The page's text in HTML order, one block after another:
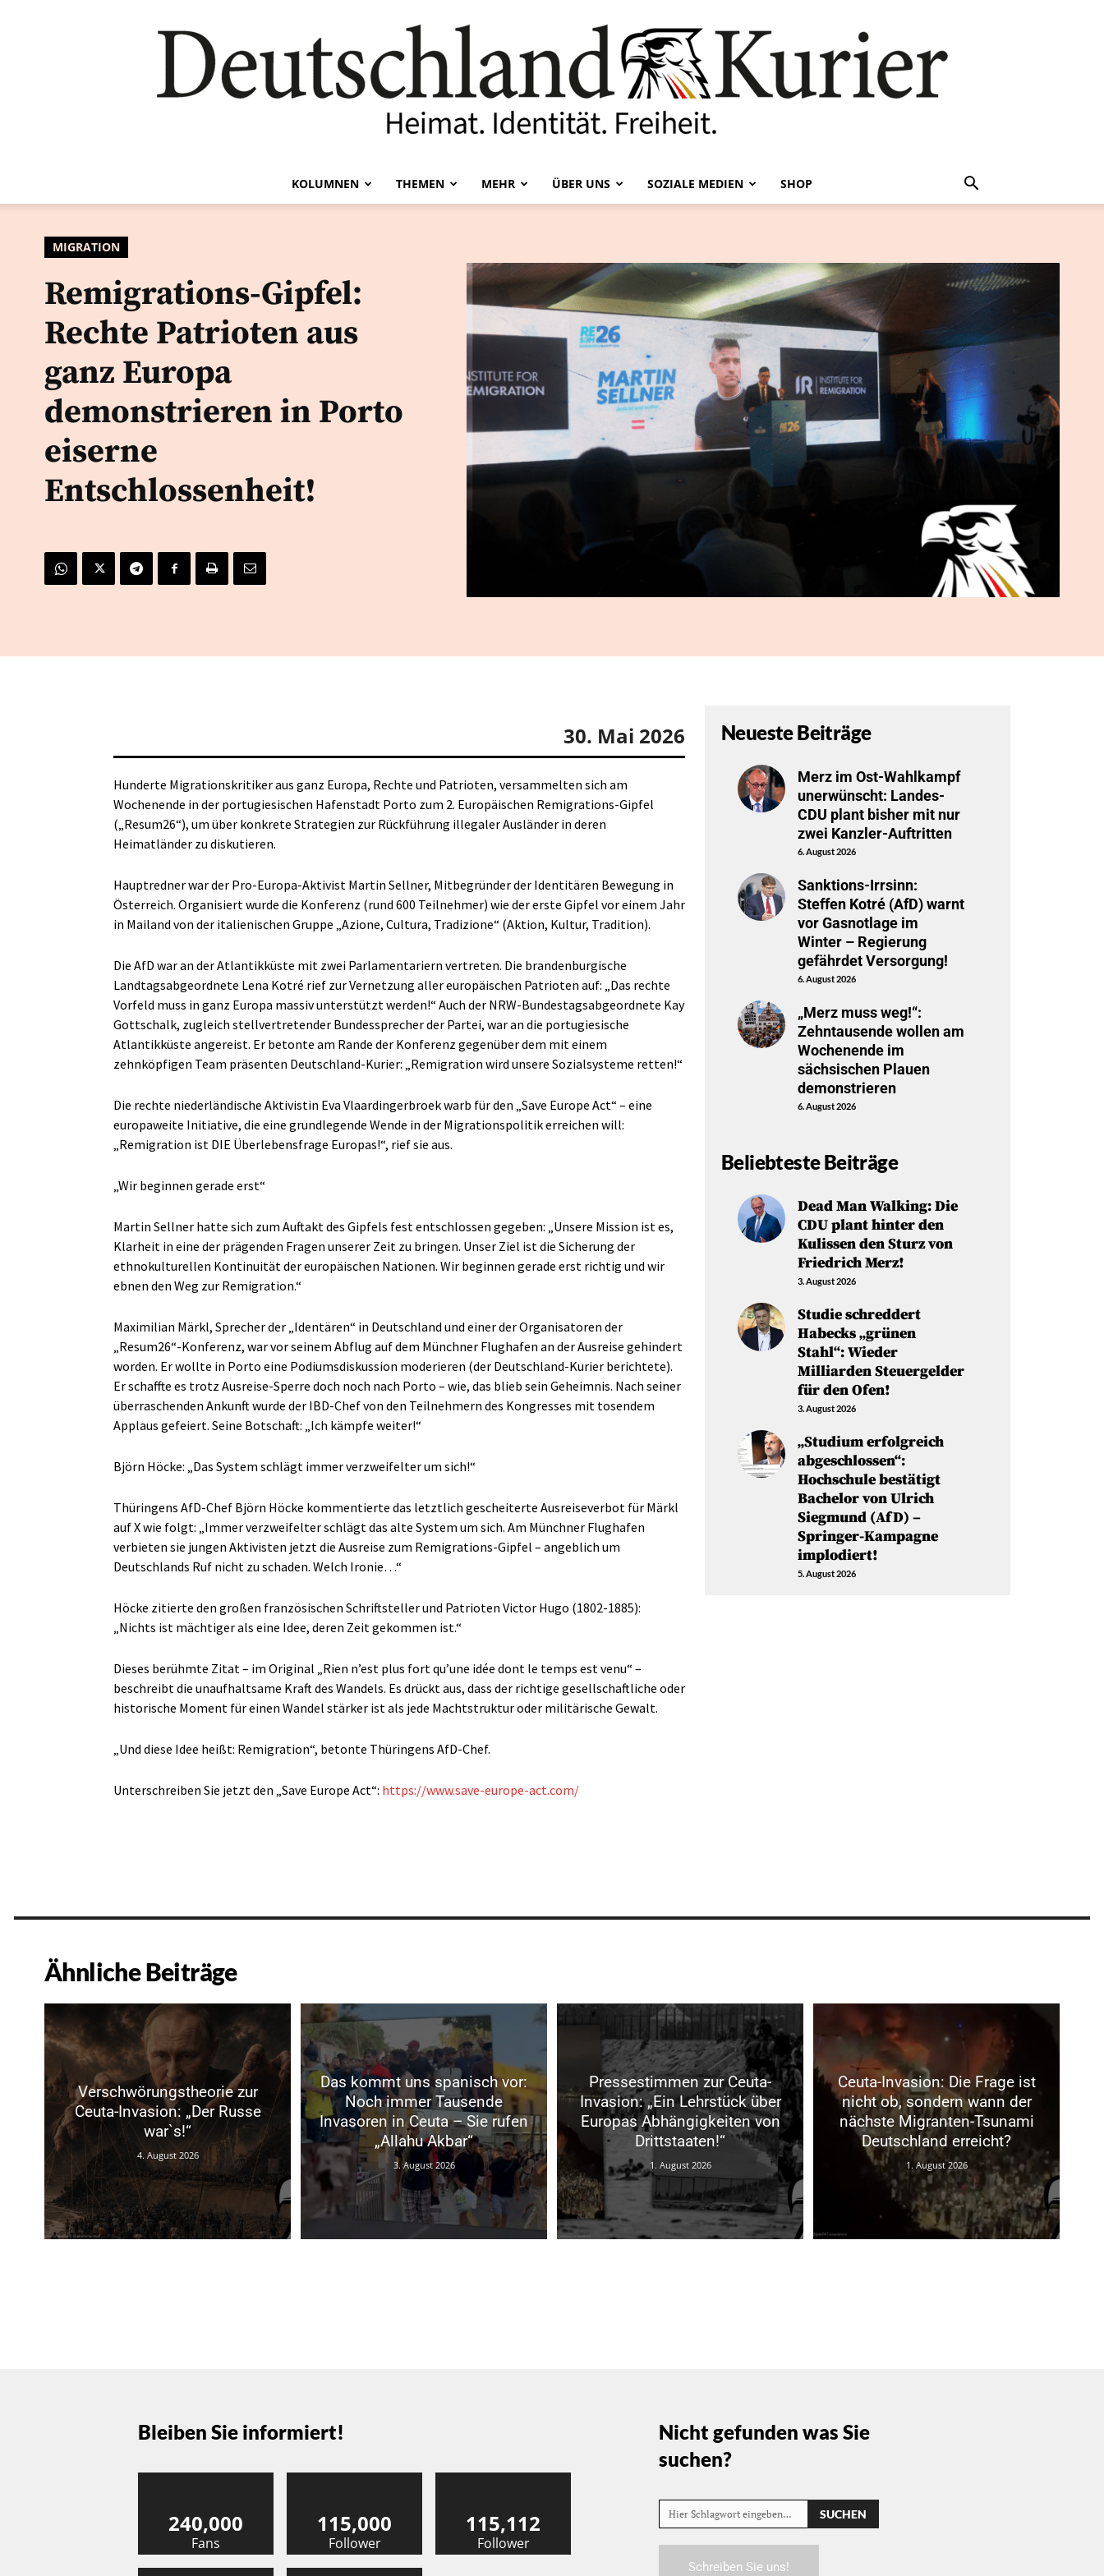
Kurier
KOLUMNEN THEMEN MEHR ÜBER UNS SOZIALE MEDIEN SHOP
MIGRATION
Remigrations-Gipfel:
Rechte Patrioten aus
ganz Europa
demonstrieren in Porto
eiserne
Entschlossenheit!
30. Mai 2026
Hunderte Migrationskritiker aus ganz Europa, Rechte und Patrioten, versammelten sich am
Wochenende in der portugiesischen Hafenstadt Porto zum 2. Europäischen Remigrations-Gipfel
(„Resum26“), um über konkrete Strategien zur Rückführung illegaler Ausländer in deren
Heimatländer zu diskutieren.
Hauptredner war der Pro-Europa-Aktivist Martin Sellner, Mitbegründer der Identitären Bewegung in
Österreich. Organisiert wurde die Konferenz (rund 600 Teilnehmer) wie der erste Gipfel vor einem Jahr
in Mailand von der italienischen Gruppe „Azione, Cultura, Tradizione“ (Aktion, Kultur, Tradition).
Die AfD war an der Atlantikküste mit zwei Parlamentariern vertreten. Die brandenburgische
Landtagsabgeordnete Lena Kotré rief zur Vernetzung aller europäischen Patrioten auf: „Das rechte
Vorfeld muss in ganz Europa massiv unterstützt werden!“ Auch der NRW-Bundestagsabgeordnete Kay
Gottschalk, zugleich stellvertretender Bundessprecher der Partei, war an die portugiesische
Atlantikküste angereist. Er betonte am Rande der Konferenz gegenüber dem mit einem
zehnköpfigen Team präsenten Deutschland-Kurier: „Remigration wird unsere Sozialsysteme retten!“
Die rechte niederländische Aktivistin Eva Vlaardingerbroek warb für den „Save Europe Act“ – eine
europaweite Initiative, die eine grundlegende Wende in der Migrationspolitik erreichen will:
„Remigration ist DIE Überlebensfrage Europas!“, rief sie aus.
„Wir beginnen gerade erst“
Martin Sellner hatte sich zum Auftakt des Gipfels fest entschlossen gegeben: „Unsere Mission ist es,
Klarheit in eine der prägenden Fragen unserer Zeit zu bringen. Unser Ziel ist die Sicherung der
ethnokulturellen Kontinuität der europäischen Nationen. Wir beginnen gerade erst richtig und wir
ebnen den Weg zur Remigration.“
Maximilian Märkl, Sprecher der „Identären“ in Deutschland und einer der Organisatoren der
„Resum26“-Konferenz, war vor seinem Abflug auf dem Münchner Flughafen an der Ausreise gehindert
worden. Er wollte in Porto eine Podiumsdiskussion moderieren (der Deutschland-Kurier berichtete).
Er schaffte es trotz Ausreise-Sperre doch noch nach Porto – wie, das blieb sein Geheimnis. Nach seiner
überraschenden Ankunft wurde der IBD-Chef von den Teilnehmern des Kongresses mit tosendem
Applaus gefeiert. Seine Botschaft: „Ich kämpfe weiter!“
Björn Höcke: „Das System schlägt immer verzweifelter um sich!“
Thüringens AfD-Chef Björn Höcke kommentierte das letztlich gescheiterte Ausreiseverbot für Märkl
auf X wie folgt: „Immer verzweifelter schlägt das alte System um sich. Am Münchner Flughafen
verbieten sie jungen Aktivisten jetzt die Ausreise zum Remigrations-Gipfel – angeblich um
Deutschlands Ruf nicht zu schaden. Welch Ironie…“
Höcke zitierte den großen französischen Schriftsteller und Patrioten Victor Hugo (1802-1885):
„Nichts ist mächtiger als eine Idee, deren Zeit gekommen ist.“
Dieses berühmte Zitat – im Original „Rien n’est plus fort qu’une idée dont le temps est venu“ –
beschreibt die unaufhaltsame Kraft des Wandels. Es drückt aus, dass der richtige gesellschaftliche oder
historische Moment für einen Wandel stärker ist als jede Machtstruktur oder militärische Gewalt.
„Und diese Idee heißt: Remigration“, betonte Thüringens AfD-Chef.
Unterschreiben Sie jetzt den „Save Europe Act“: https://www.save-europe-act.com/
Neueste Beiträge
Merz im Ost-Wahlkampf
unerwünscht: Landes-
CDU plant bisher mit nur
zwei Kanzler-Auftritten
6. August 2026
Sanktions-Irrsinn:
Steffen Kotré (AfD) warnt
vor Gasnotlage im
Winter – Regierung
gefährdet Versorgung!
6. August 2026
„Merz muss weg!“:
Zehntausende wollen am
Wochenende im
sächsischen Plauen
demonstrieren
6. August 2026
Beliebteste Beiträge
Dead Man Walking: Die
CDU plant hinter den
Kulissen den Sturz von
Friedrich Merz!
3. August 2026
Studie schreddert
Habecks „grünen
Stahl“: Wieder
Milliarden Steuergelder
für den Ofen!
3. August 2026
„Studium erfolgreich
abgeschlossen“:
Hochschule bestätigt
Bachelor von Ulrich
Siegmund (AfD) –
Springer-Kampagne
implodiert!
5. August 2026
Ähnliche Beiträge
Verschwörungstheorie zur
Ceuta-Invasion: „Der Russe
war`s!“
4. August 2026
Das kommt uns spanisch vor:
Noch immer Tausende
Invasoren in Ceuta – Sie rufen
„Allahu Akbar“
3. August 2026
Pressestimmen zur Ceuta-
Invasion: „Ein Lehrstück über
Europas Abhängigkeiten von
Drittstaaten!“
1. August 2026
Ceuta-Invasion: Die Frage ist
nicht ob, sondern wann der
nächste Migranten-Tsunami
Deutschland erreicht?
1. August 2026
Bleiben Sie informiert!
240,000
Fans
115,000
Follower
115,112
Follower
Nicht gefunden was Sie
suchen?
Hier Schlagwort eingeben… SUCHEN
Schreiben Sie uns!